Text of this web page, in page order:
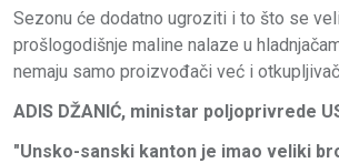
Sezonu će dodatno ugroziti i to što se
prošlogodišnje maline nalaze u
nemaju samo proizvođači već i
ADIS DŽANIĆ, ministar poljoprivrede
"Unsko-sanski kanton je imao veliki